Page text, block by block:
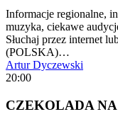
Informacje regionalne,
muzyka, ciekawe
Słuchaj przez internet
(POLSKA)…
Artur Dyczewski
20:00
CZEKOLADA